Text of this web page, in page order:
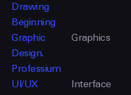
Drawing
Beginning
Graphic
Design.
Professium
Graphics
UI/UX
Interface